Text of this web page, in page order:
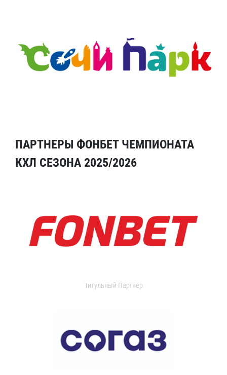
ПАРТНЕРЫ ФОНБЕТ ЧЕМПИОНАТА
КХЛ СЕЗОНА 2025/2026
Титульный Партнер